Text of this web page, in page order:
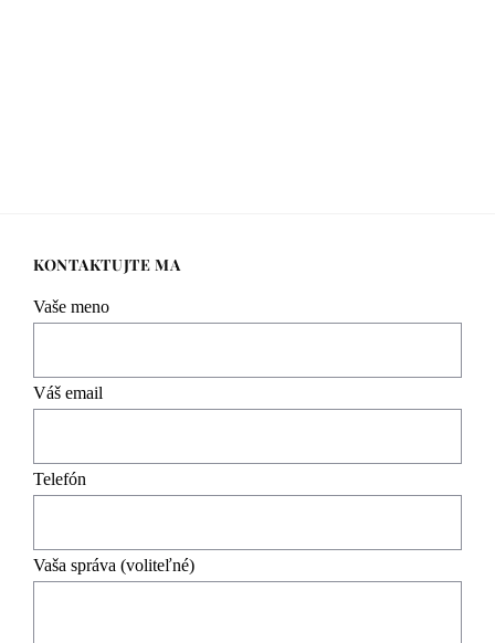
KONTAKTUJTE MA
Vaše meno
Váš email
Telefón
Vaša správa (voliteľné)